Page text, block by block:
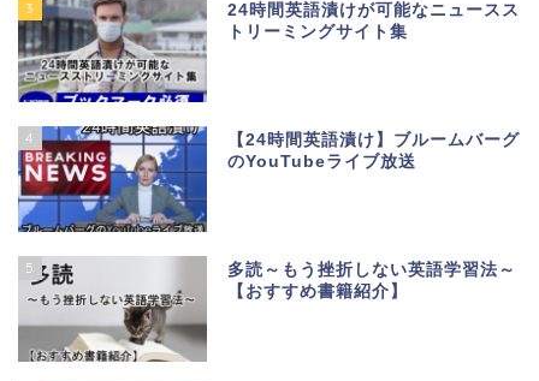
3
24時間英語漬けが可能なニュースス
トリーミングサイト集
4
【24時間英語漬け】ブルームバーグ
のYouTubeライブ放送
5
多読～もう挫折しない英語学習法～
【おすすめ書籍紹介】